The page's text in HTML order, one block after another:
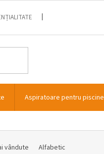
Aspiratoare pentru piscine
vândute Alfabetic